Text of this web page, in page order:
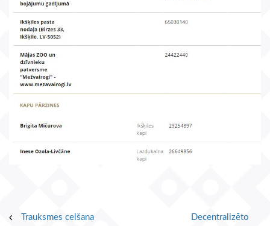
Post
Trauksmes celšana
Decentralizēto